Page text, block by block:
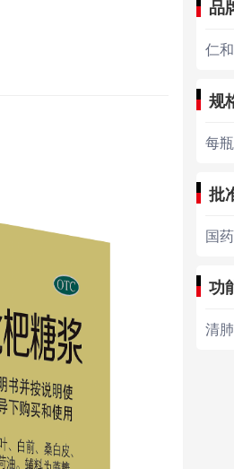
品
仁和
规
每
批
国
功
清